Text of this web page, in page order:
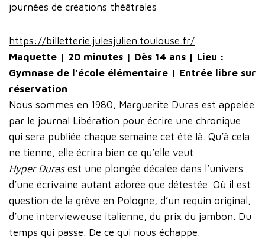
journées de créations théâtrales
https://billetterie.julesjulien.toulouse.fr/
Maquette | 20 minutes | Dès 14 ans | Lieu :
Gymnase de l’école élémentaire | Entrée libre sur
réservation
Nous sommes en 1980, Marguerite Duras est appelée
par le journal Libération pour écrire une chronique
qui sera publiée chaque semaine cet été là. Qu’à cela
ne tienne, elle écrira bien ce qu’elle veut.
Hyper Durasest une plongée décalée dans l’univers
d’une écrivaine autant adorée que détestée. Où il est
question de la grève en Pologne, d’un requin original,
d’une intervieweuse italienne, du prix du jambon. Du
temps qui passe. De ce qui nous échappe.